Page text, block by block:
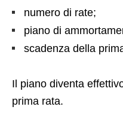
numero di rate;
piano di
scadenza della
Il piano diventa
prima rata.